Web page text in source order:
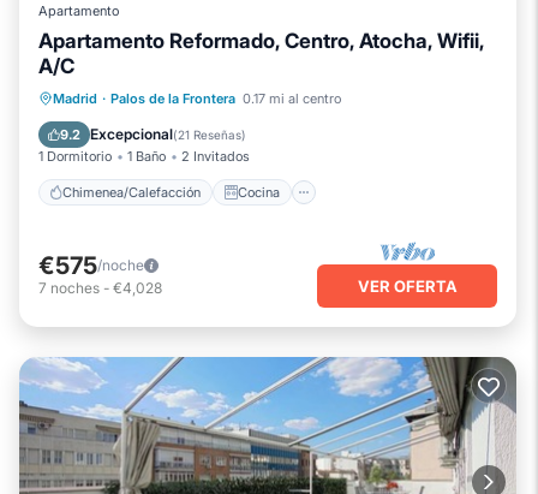
Apartamento
Apartamento Reformado, Centro, Atocha, Wifii,
A/C
Madrid · Palos de la Frontera 0.17 mi al centro
9.2 Excepcional(21 Reseñas)
1 Dormitorio 1 Baño 2 Invitados
Chimenea/Calefacción Cocina
Chimenea/Calefacción
Cocina
Aparcamiento
€575/noche
7 noches - €4,028 VER OFERTA